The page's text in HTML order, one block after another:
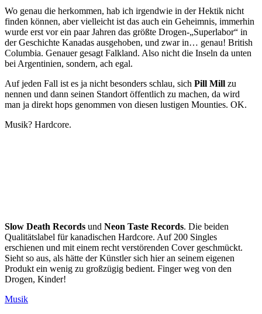
Wo genau die herkommen, hab ich irgendwie in der Hektik nicht
finden können, aber vielleicht ist das auch ein Geheimnis, immerhin
wurde erst vor ein paar Jahren das größte Drogen-„Superlabor“ in
der Geschichte Kanadas ausgehoben, und zwar in… genau! British
Columbia. Genauer gesagt Falkland. Also nicht die Inseln da unten
bei Argentinien, sondern, ach egal.
Auf jeden Fall ist es ja nicht besonders schlau, sich Pill Mill zu
nennen und dann seinen Standort öffentlich zu machen, da wird
man ja direkt hops genommen von diesen lustigen Mounties. OK.
Musik? Hardcore.
Slow Death Records und Neon Taste Records. Die beiden
Qualitätslabel für kanadischen Hardcore. Auf 200 Singles
erschienen und mit einem recht verstörenden Cover geschmückt.
Sieht so aus, als hätte der Künstler sich hier an seinem eigenen
Produkt ein wenig zu großzügig bedient. Finger weg von den
Drogen, Kinder!
Kategorien
Musik